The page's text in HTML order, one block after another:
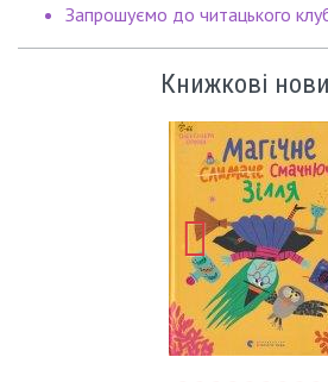
Запрошуємо до читацького
Книжкові